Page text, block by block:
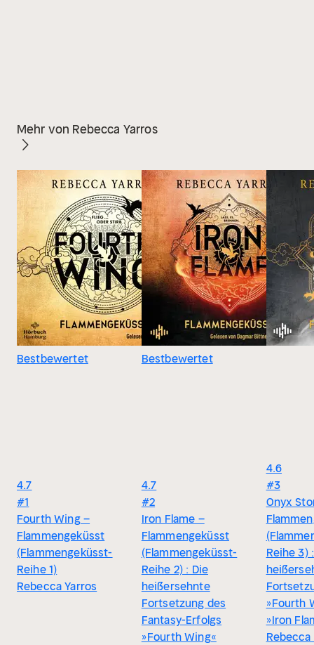
Mehr von Rebecca Yarros
Bestbewertet
4.7
#1
Fourth Wing –
Flammengeküsst
(Flammengeküsst-
Reihe 1)
Rebecca Yarros
Bestbewertet
4.7
#2
Iron Flame –
Flammengeküsst
(Flammengeküsst-
Reihe 2) : Die
heißersehnte
Fortsetzung des
Fantasy-Erfolgs
»Fourth Wing«
4.6
#3
Onyx
Reihe 3)
»Fourth
»Iron
Rebecca